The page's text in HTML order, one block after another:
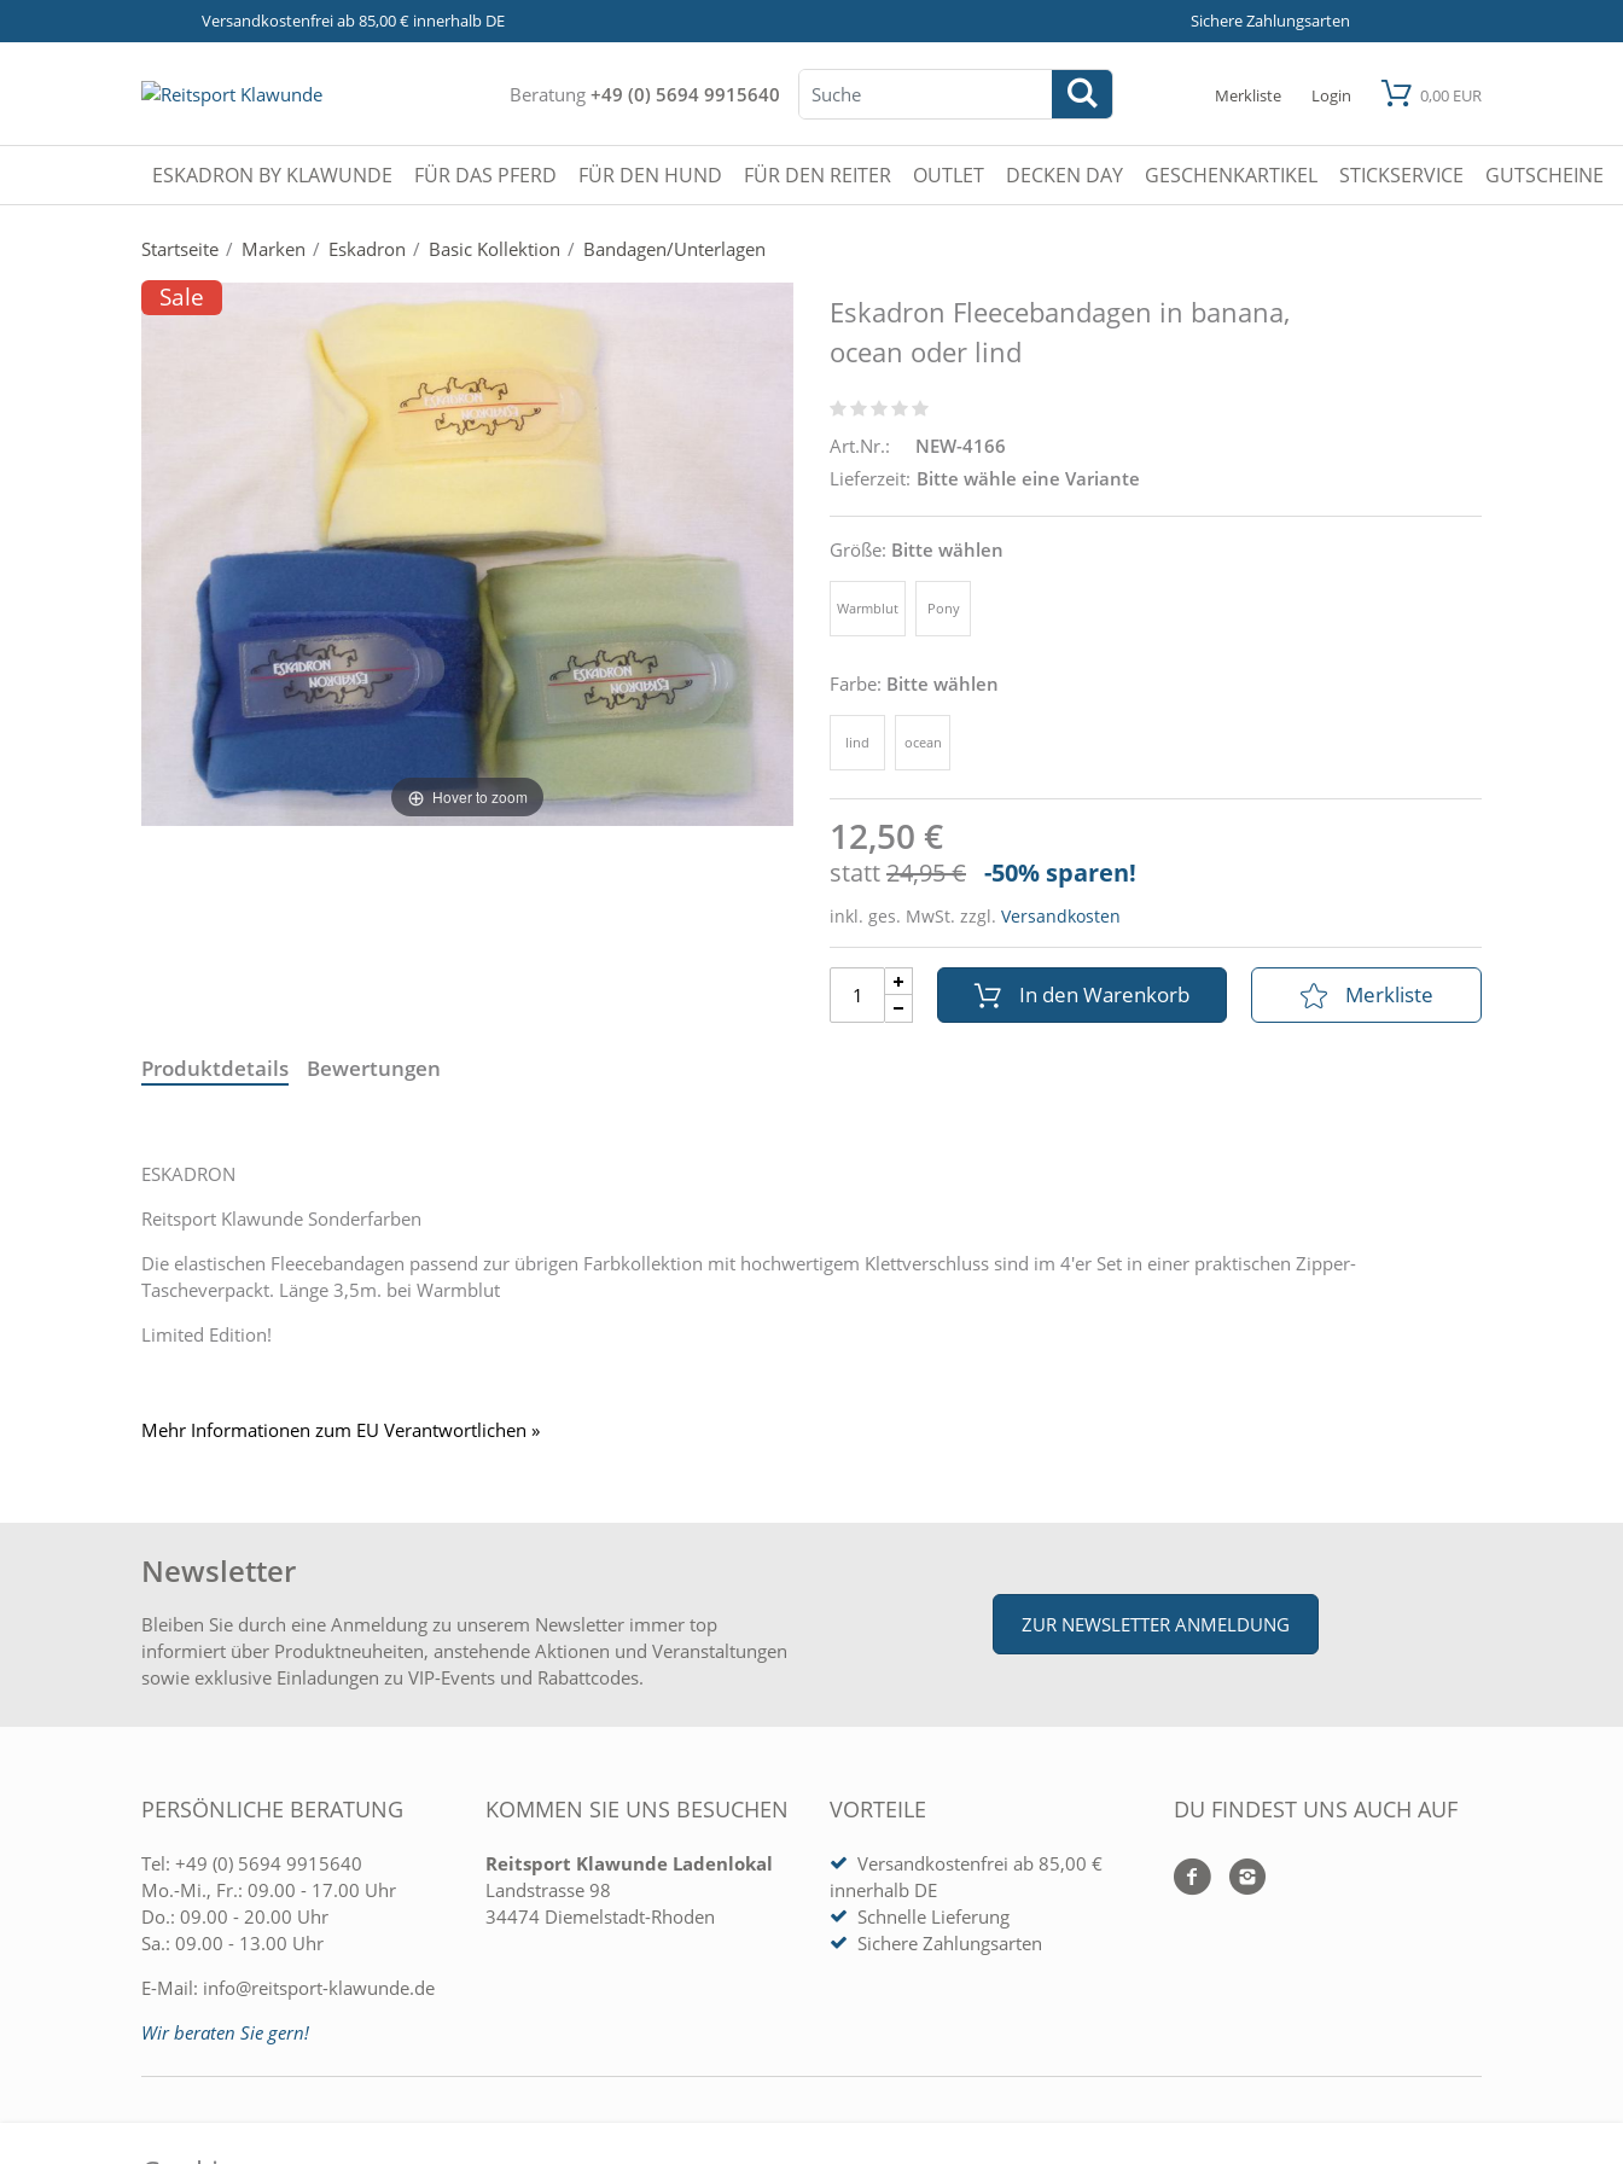
Versandkostenfrei ab 85,00 € innerhalb DE Sichere Zahlungsarten
Beratung +49 (0) 5694 9915640 Merkliste Login 0,00 EUR
ESKADRON BY KLAWUNDE FÜR DAS PFERD FÜR DEN HUND FÜR DEN REITER OUTLET DECKEN DAY GESCHENKARTIKEL STICKSERVICE GUTSCHEINE
Startseite Marken Eskadron Basic Kollektion Bandagen/Unterlagen
Sale
Hover to zoom
Eskadron Fleecebandagen in banana,
ocean oder lind
Art.Nr.:
NEW-4166
Lieferzeit: Bitte wähle eine Variante
Größe: Bitte wählen
Warmblut Pony
Farbe: Bitte wählen
lind ocean
12,50 €
statt24,95 € -50% sparen!
inkl. ges. MwSt. zzgl. Versandkosten
In den Warenkorb Merkliste
Produktdetails Bewertungen
ESKADRON
Reitsport Klawunde Sonderfarben
Die elastischen Fleecebandagen passend zur übrigen Farbkollektion mit hochwertigem Klettverschluss sind im 4'er Set in einer praktischen Zipper-
Tascheverpackt. Länge 3,5m. bei Warmblut
Limited Edition!
Mehr Informationen zum EU Verantwortlichen »
Newsletter
Bleiben Sie durch eine Anmeldung zu unserem Newsletter immer top
informiert über Produktneuheiten, anstehende Aktionen und Veranstaltungen
sowie exklusive Einladungen zu VIP-Events und Rabattcodes.
ZUR NEWSLETTER ANMELDUNG
PERSÖNLICHE BERATUNG
Tel: +49 (0) 5694 9915640
Mo.-Mi., Fr.: 09.00 - 17.00 Uhr
Do.: 09.00 - 20.00 Uhr
Sa.: 09.00 - 13.00 Uhr
E-Mail: info@reitsport-klawunde.de
Wir beraten Sie gern!
KOMMEN SIE UNS BESUCHEN
Reitsport Klawunde Ladenlokal
Landstrasse 98
34474 Diemelstadt-Rhoden
VORTEILE
Versandkostenfrei ab 85,00 €
innerhalb DE
Schnelle Lieferung
Sichere Zahlungsarten
DU FINDEST UNS AUCH AUF